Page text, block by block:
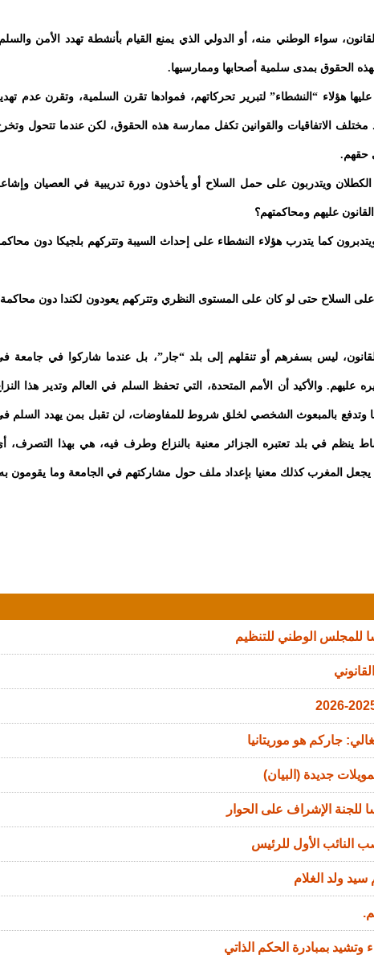
سواء الوطني منه، أو الدولي الذي يمنع القيام بأنشطة تهدد الأمن
الحقوق بمدى سلمية أصحابها وممارسيها.
عليها هؤلاء “النشطاء” لتبرير تحركاتهم، فموادها تقرن السلمية، وتقرن عدم
مختلف الاتفاقيات والقوانين تكفل ممارسة هذه الحقوق، لكن عندما تتحول
حقهم.
ويتدربون على حمل السلاح أو يأخذون دورة تدريبية في العصيان
عليهم ومحاكمتهم؟
كما يتدرب هؤلاء النشطاء على إحداث السيبة وتتركهم بلجيكا دون
السلاح حتى لو كان على المستوى النظري وتتركهم يعودون لكندا دون
ليس بسفرهم أو تنقلهم إلى بلد “جار”، بل عندما شاركوا في جامعة
والأكيد أن الأمم المتحدة، التي تحفظ السلم في العالم وتدير هذا
وتدفع بالمبعوث الشخصي لخلق شروط للمفاوضات، لن تقبل بمن يهدد السلم
ينظم في بلد تعتبره الجزائر معنية بالنزاع وطرف فيه، هي بهذا التصرف،
المغرب كذلك معنيا بإعداد ملف حول مشاركتهم في الجامعة وما يقومون
للمجلس الوطني للتنظيم
جاركم هو موريتانيا
جديدة (البيان)
الإشراف على الحوار
النائب الأول للرئيس
ولد الغلام
وتشيد بمبادرة الحكم الذاتي